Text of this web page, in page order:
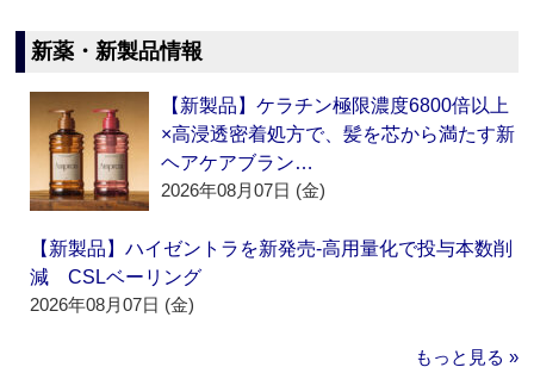
新薬・新製品情報
【新製品】ケラチン極限濃度6800倍以上
×高浸透密着処方で、髪を芯から満たす新
ヘアケアブラン…
2026年08月07日 (金)
【新製品】ハイゼントラを新発売‐高用量化で投与本数削
減 CSLベーリング
2026年08月07日 (金)
もっと見る »